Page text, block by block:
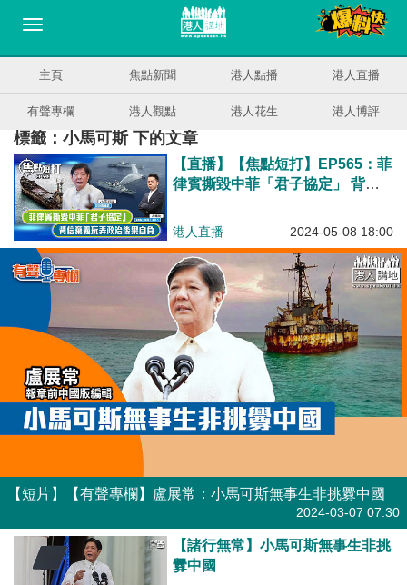
主頁 焦點新聞 港人點播 港人直播
有聲專欄 港人觀點 港人花生 港人博評
標籤：小馬可斯 下的文章
【直播】【焦點短打】EP565：菲
律賓撕毀中菲「君子協定」 背信
港人直播 2024-05-08 18:00
【短片】【有聲專欄】盧展常：小馬可斯無事生非挑釁中國
2024-03-07 07:30
【諸行無常】小馬可斯無事生非挑
釁中國